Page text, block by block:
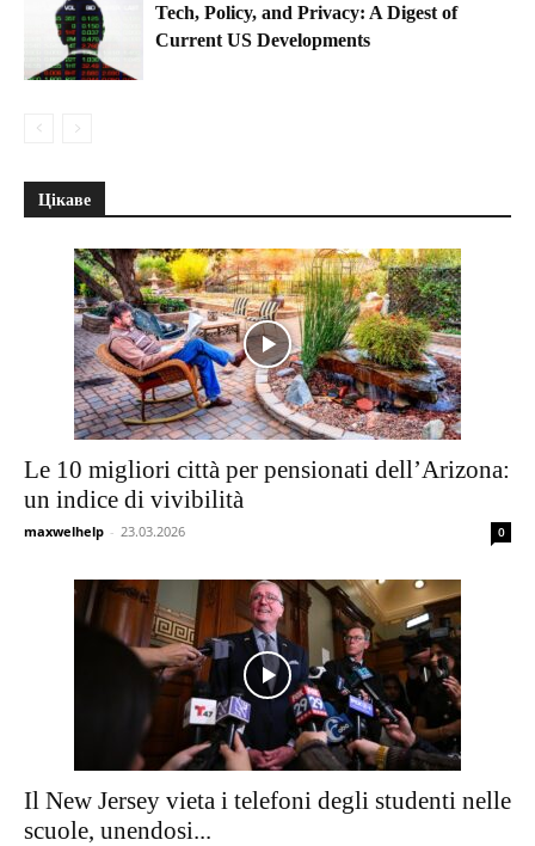
Tech, Policy, and Privacy: A Digest of
Current US Developments
Цікаве
Le 10 migliori città per pensionati dell’Arizona:
un indice di vivibilità
maxwelhelp - 23.03.2026 0
Il New Jersey vieta i telefoni degli studenti nelle
scuole, unendosi...